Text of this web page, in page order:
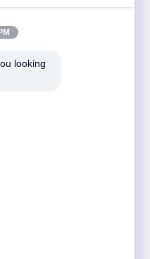
लें।
looking